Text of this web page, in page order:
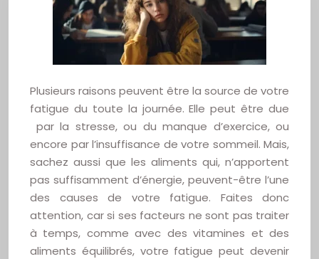
Plusieurs raisons peuvent être la source de votre
fatigue du toute la journée. Elle peut être due
par la stresse, ou du manque d’exercice, ou
encore par l’insuffisance de votre sommeil. Mais,
sachez aussi que les aliments qui, n’apportent
pas suffisamment d’énergie, peuvent-être l’une
des causes de votre fatigue. Faites donc
attention, car si ses facteurs ne sont pas traiter
à temps, comme avec des vitamines et des
aliments équilibrés, votre fatigue peut devenir